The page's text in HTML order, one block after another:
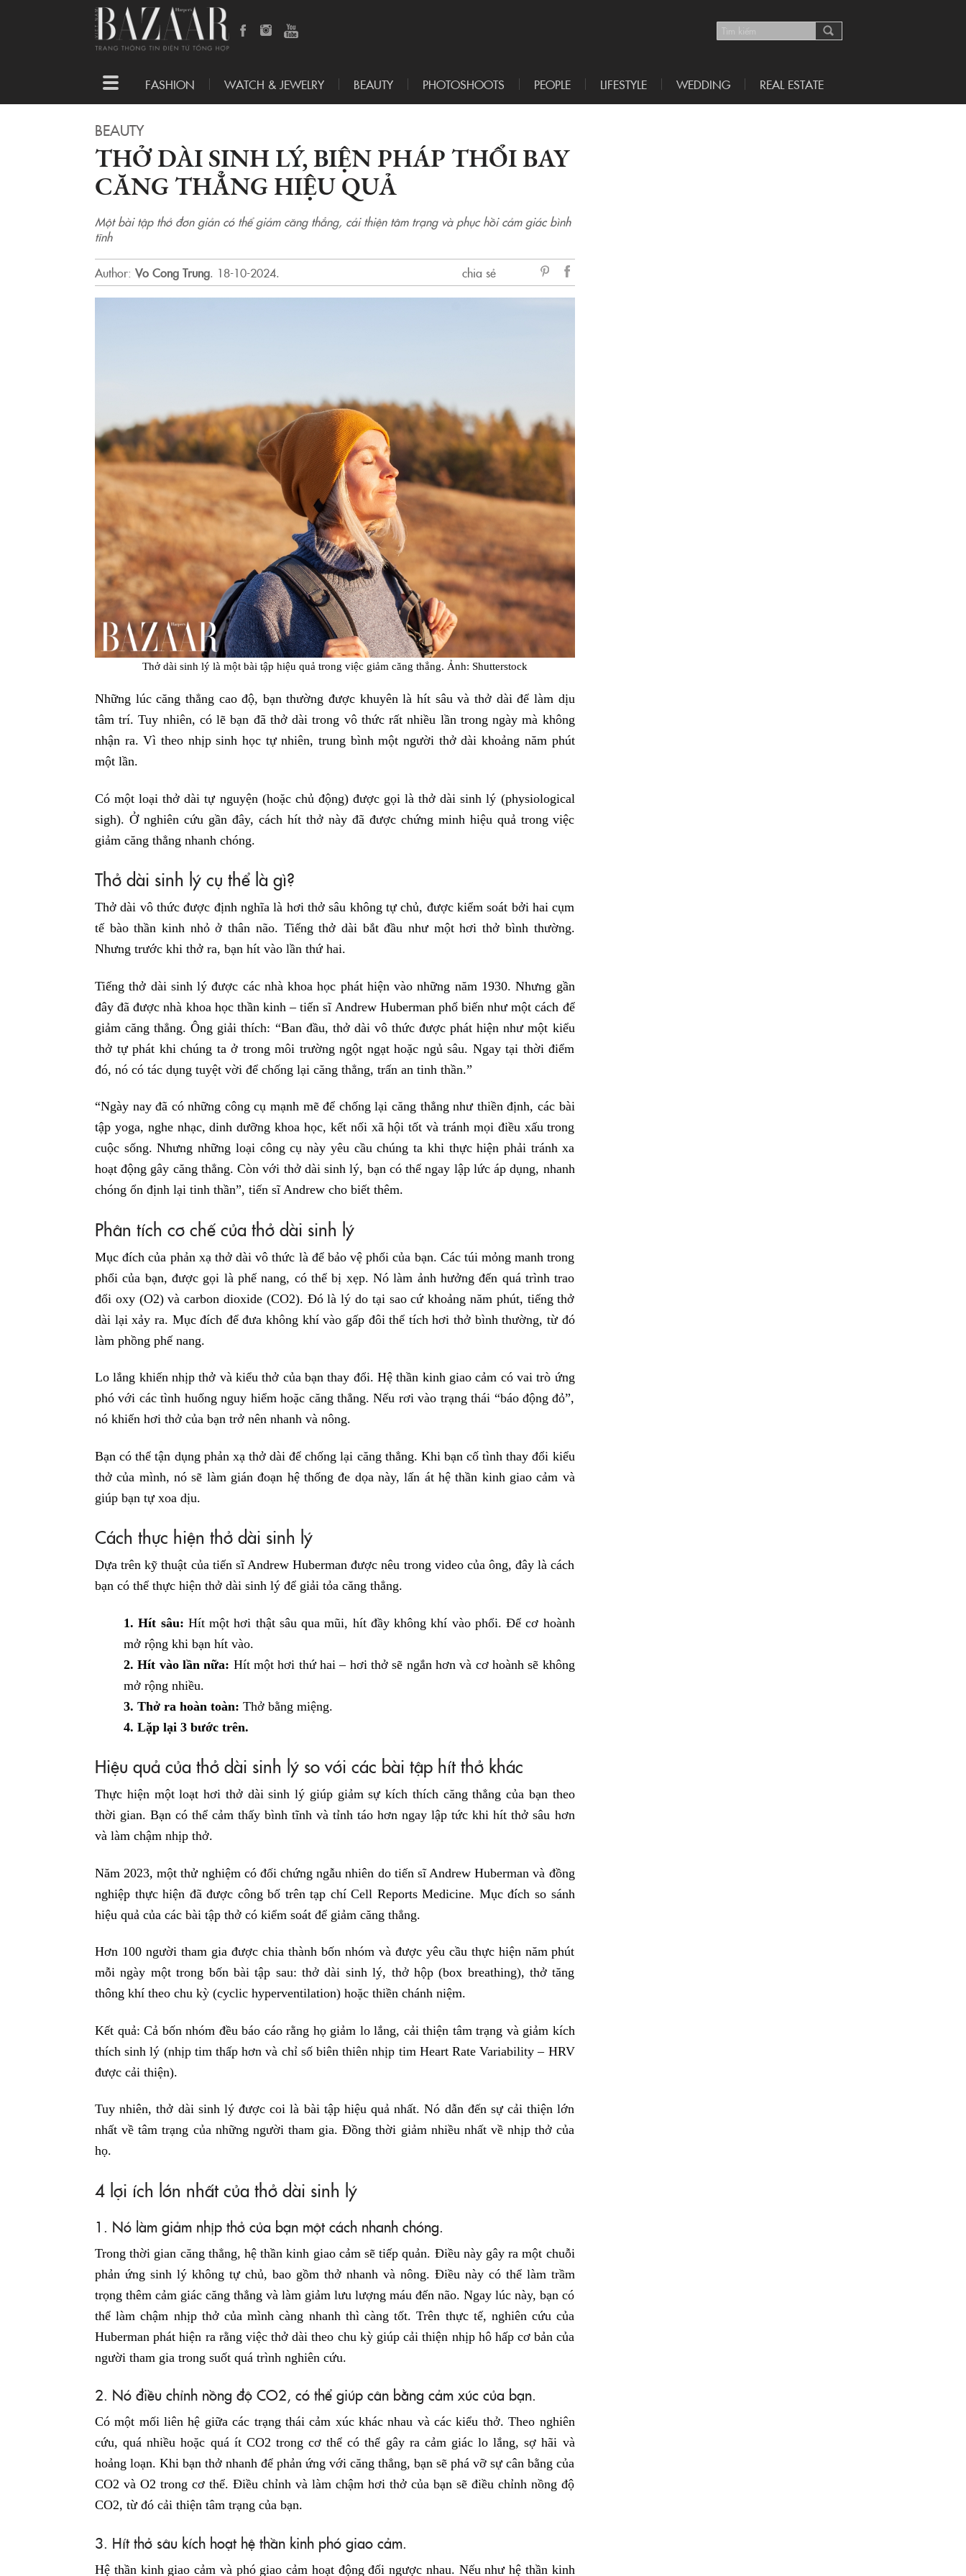
Toggle
navigation
FASHION WATCH & JEWELRY BEAUTY PHOTOSHOOTS PEOPLE LIFESTYLE WEDDING REAL ESTATE
BEAUTY
THỞ DÀI SINH LÝ, BIỆN PHÁP THỔI BAY
CĂNG THẲNG HIỆU QUẢ
Một bài tập thở đơn giản có thể giảm căng thẳng, cải thiện tâm trạng và phục hồi cảm giác bình
tĩnh
Author: Vo Cong Trung. 18-10-2024.
chia sẻ
Thở dài sinh lý là một bài tập hiệu quả trong việc giảm căng thẳng. Ảnh: Shutterstock
Những lúc căng thẳng cao độ, bạn thường được khuyên là hít sâu và thở dài để làm dịu
tâm trí. Tuy nhiên, có lẽ bạn đã thở dài trong vô thức rất nhiều lần trong ngày mà không
nhận ra. Vì theo nhịp sinh học tự nhiên, trung bình một người thở dài khoảng năm phút
một lần.
Có một loại thở dài tự nguyện (hoặc chủ động) được gọi là thở dài sinh lý (physiological
sigh). Ở nghiên cứu gần đây, cách hít thở này đã được chứng minh hiệu quả trong việc
giảm căng thẳng nhanh chóng.
Thở dài sinh lý cụ thể là gì?
Thở dài vô thức được định nghĩa là hơi thở sâu không tự chủ, được kiểm soát bởi hai cụm
tế bào thần kinh nhỏ ở thân não. Tiếng thở dài bắt đầu như một hơi thở bình thường.
Nhưng trước khi thở ra, bạn hít vào lần thứ hai.
Tiếng thở dài sinh lý được các nhà khoa học phát hiện vào những năm 1930. Nhưng gần
đây đã được nhà khoa học thần kinh – tiến sĩ Andrew Huberman phổ biến như một cách để
giảm căng thẳng. Ông giải thích: “Ban đầu, thở dài vô thức được phát hiện như một kiểu
thở tự phát khi chúng ta ở trong môi trường ngột ngạt hoặc ngủ sâu. Ngay tại thời điểm
đó, nó có tác dụng tuyệt vời để chống lại căng thẳng, trấn an tinh thần.”
“Ngày nay đã có những công cụ mạnh mẽ để chống lại căng thẳng như thiền định, các bài
tập yoga, nghe nhạc, dinh dưỡng khoa học, kết nối xã hội tốt và tránh mọi điều xấu trong
cuộc sống. Nhưng những loại công cụ này yêu cầu chúng ta khi thực hiện phải tránh xa
hoạt động gây căng thẳng. Còn với thở dài sinh lý, bạn có thể ngay lập lức áp dụng, nhanh
chóng ổn định lại tinh thần”, tiến sĩ Andrew cho biết thêm.
Phân tích cơ chế của thở dài sinh lý
Mục đích của phản xạ thở dài vô thức là để bảo vệ phổi của bạn. Các túi mỏng manh trong
phổi của bạn, được gọi là phế nang, có thể bị xẹp. Nó làm ảnh hưởng đến quá trình trao
đổi oxy (O2) và carbon dioxide (CO2). Đó là lý do tại sao cứ khoảng năm phút, tiếng thở
dài lại xảy ra. Mục đích để đưa không khí vào gấp đôi thể tích hơi thở bình thường, từ đó
làm phồng phế nang.
Lo lắng khiến nhịp thở và kiểu thở của bạn thay đổi. Hệ thần kinh giao cảm có vai trò ứng
phó với các tình huống nguy hiểm hoặc căng thẳng. Nếu rơi vào trạng thái “báo động đỏ”,
nó khiến hơi thở của bạn trở nên nhanh và nông.
Bạn có thể tận dụng phản xạ thở dài để chống lại căng thẳng. Khi bạn cố tình thay đổi kiểu
thở của mình, nó sẽ làm gián đoạn hệ thống đe dọa này, lấn át hệ thần kinh giao cảm và
giúp bạn tự xoa dịu.
Cách thực hiện thở dài sinh lý
Dựa trên kỹ thuật của tiến sĩ Andrew Huberman được nêu trong video của ông, đây là cách
bạn có thể thực hiện thở dài sinh lý để giải tỏa căng thẳng.
1. Hít sâu: Hít một hơi thật sâu qua mũi, hít đầy không khí vào phổi. Để cơ hoành
mở rộng khi bạn hít vào.
2. Hít vào lần nữa: Hít một hơi thứ hai – hơi thở sẽ ngắn hơn và cơ hoành sẽ không
mở rộng nhiều.
3. Thở ra hoàn toàn: Thở bằng miệng.
4. Lặp lại 3 bước trên.
Hiệu quả của thở dài sinh lý so với các bài tập hít thở khác
Thực hiện một loạt hơi thở dài sinh lý giúp giảm sự kích thích căng thẳng của bạn theo
thời gian. Bạn có thể cảm thấy bình tĩnh và tỉnh táo hơn ngay lập tức khi hít thở sâu hơn
và làm chậm nhịp thở.
Năm 2023, một thử nghiệm có đối chứng ngẫu nhiên do tiến sĩ Andrew Huberman và đồng
nghiệp thực hiện đã được công bố trên tạp chí Cell Reports Medicine. Mục đích so sánh
hiệu quả của các bài tập thở có kiểm soát để giảm căng thẳng.
Hơn 100 người tham gia được chia thành bốn nhóm và được yêu cầu thực hiện năm phút
mỗi ngày một trong bốn bài tập sau: thở dài sinh lý, thở hộp (box breathing), thở tăng
thông khí theo chu kỳ (cyclic hyperventilation) hoặc thiền chánh niệm.
Kết quả: Cả bốn nhóm đều báo cáo rằng họ giảm lo lắng, cải thiện tâm trạng và giảm kích
thích sinh lý (nhịp tim thấp hơn và chỉ số biên thiên nhịp tim Heart Rate Variability – HRV
được cải thiện).
Tuy nhiên, thở dài sinh lý được coi là bài tập hiệu quả nhất. Nó dẫn đến sự cải thiện lớn
nhất về tâm trạng của những người tham gia. Đồng thời giảm nhiều nhất về nhịp thở của
họ.
4 lợi ích lớn nhất của thở dài sinh lý
1. Nó làm giảm nhịp thở của bạn một cách nhanh chóng.
Trong thời gian căng thẳng, hệ thần kinh giao cảm sẽ tiếp quản. Điều này gây ra một chuỗi
phản ứng sinh lý không tự chủ, bao gồm thở nhanh và nông. Điều này có thể làm trầm
trọng thêm cảm giác căng thẳng và làm giảm lưu lượng máu đến não. Ngay lúc này, bạn có
thể làm chậm nhịp thở của mình càng nhanh thì càng tốt. Trên thực tế, nghiên cứu của
Huberman phát hiện ra rằng việc thở dài theo chu kỳ giúp cải thiện nhịp hô hấp cơ bản của
người tham gia trong suốt quá trình nghiên cứu.
2. Nó điều chỉnh nồng độ CO2, có thể giúp cân bằng cảm xúc của bạn.
Có một mối liên hệ giữa các trạng thái cảm xúc khác nhau và các kiểu thở. Theo nghiên
cứu, quá nhiều hoặc quá ít CO2 trong cơ thể có thể gây ra cảm giác lo lắng, sợ hãi và
hoảng loạn. Khi bạn thở nhanh để phản ứng với căng thẳng, bạn sẽ phá vỡ sự cân bằng của
CO2 và O2 trong cơ thể. Điều chỉnh và làm chậm hơi thở của bạn sẽ điều chỉnh nồng độ
CO2, từ đó cải thiện tâm trạng của bạn.
3. Hít thở sâu kích hoạt hệ thần kinh phó giao cảm.
Hệ thần kinh giao cảm và phó giao cảm hoạt động đối ngược nhau. Nếu như hệ thần kinh